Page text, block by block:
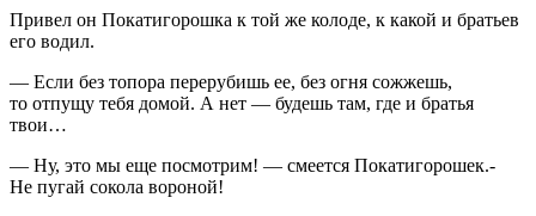
Привел он Покатигорошка к той же колоде, к какой и братьев
его водил.
— Если без топора перерубишь ее, без огня сожжешь,
то отпущу тебя домой. А нет — будешь там, где и братья
твои…
— Ну, это мы еще посмотрим! — смеется Покатигорошек.-
Не пугай сокола вороной!